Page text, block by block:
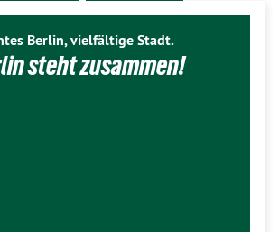
Berlin, vielfältige Stadt.
steht zusammen!